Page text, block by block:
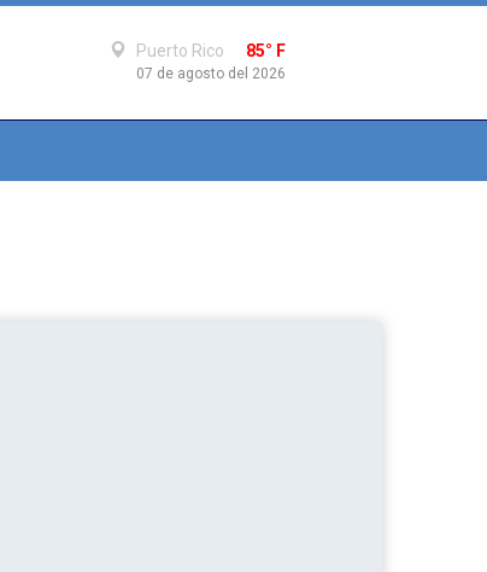
Puerto Rico 85° F
07 de agosto del 2026